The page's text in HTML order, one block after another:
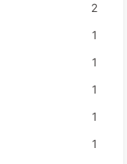
2
1
1
1
1
1